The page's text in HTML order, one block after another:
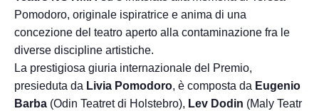
Pomodoro, originale ispiratrice e anima di una
concezione del teatro aperto alla contaminazione fra le
diverse discipline artistiche.
La prestigiosa giuria internazionale del Premio,
presieduta da Livia Pomodoro, è composta da Eugenio
Barba (Odin Teatret di Holstebro), Lev Dodin (Maly Teatr